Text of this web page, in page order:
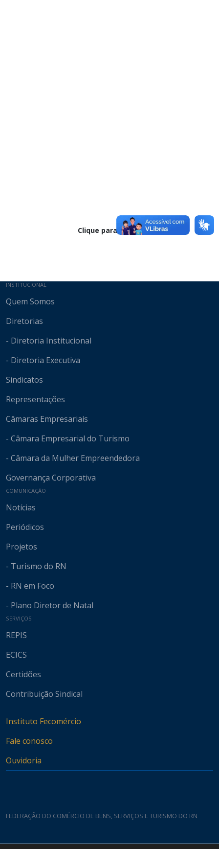
Clique para baixar
Mapa do site
INSTITUCIONAL
Quem Somos
Diretorias
- Diretoria Institucional
- Diretoria Executiva
Sindicatos
Representações
Câmaras Empresariais
- Câmara Empresarial do Turismo
- Câmara da Mulher Empreendedora
Governança Corporativa
COMUNICAÇÃO
Notícias
Periódicos
Projetos
- Turismo do RN
- RN em Foco
- Plano Diretor de Natal
SERVIÇOS
REPIS
ECICS
Certidões
Contribuição Sindical
Instituto Fecomércio
Fale conosco
Ouvidoria
FEDERAÇÃO DO COMÉRCIO DE BENS, SERVIÇOS E TURISMO DO RN